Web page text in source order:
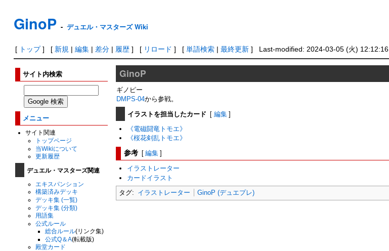
GinoP - デュエル・マスターズ Wiki
[ トップ] [ 新規| 編集| 差分| 履歴] [ リロード ] [ 単語検索| 最終更新] Last-modified: 2024-03-05 (火) 12:12:16
サイト内検索
メニュー
サイト関連
トップページ
当Wikiについて
更新履歴
デュエル・マスターズ関連
エキスパンション
構築済みデッキ
デッキ集 (一覧)
デッキ集 (分類)
用語集
公式ルール
総合ルール(リンク集)
公式Q＆A(転載版)
殿堂カード
GinoP
ギノピー
DMPS-04から参戦。
イラストを担当したカード [ 編集]
《電磁闘竜トモエ》
《桜花剣乱トモエ》
参考 [編集]
イラストレーター
カードイラスト
タグ: イラストレーター GinoP (デュエプレ)